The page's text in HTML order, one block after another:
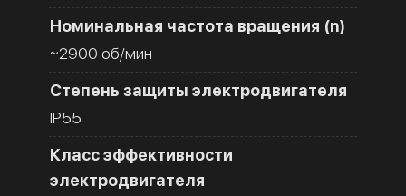
Номинальная частота вращения (n)
~2900 об/мин
Степень защиты электродвигателя
IP55
Класс эффективности
электродвигателя